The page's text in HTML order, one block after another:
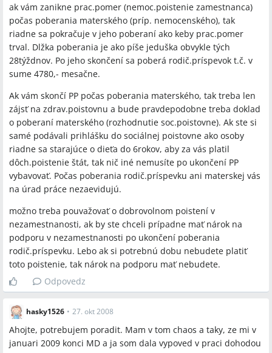
ak vám zanikne prac.pomer (nemoc.poistenie zamestnanca)
počas poberania materského (príp. nemocenského), tak
riadne sa pokračuje v jeho poberaní ako keby prac.pomer
trval. Dlžka poberania je ako píše jeduška obvykle tých
28týždnov. Po jeho skončení sa poberá rodič.príspevok t.č. v
sume 4780,- mesačne.
Ak vám skončí PP počas poberania materského, tak treba len
zájsť na zdrav.poistovnu a bude pravdepodobne treba doklad
o poberaní materského (rozhodnutie soc.poistovne). Ak ste si
samé podávali prihlášku do sociálnej poistovne ako osoby
riadne sa starajúce o dieťa do 6rokov, aby za vás platil
dôch.poistenie štát, tak nič iné nemusíte po ukončení PP
vybavovať. Počas poberania rodič.príspevku ani materskej vás
na úrad práce nezaevidujú.
možno treba pouvažovať o dobrovolnom poistení v
nezamestnanosti, ak by ste chceli prípadne mať nárok na
podporu v nezamestnanosti po ukončení poberania
rodič.príspevku. Lebo ak si potrebnú dobu nebudete platiť
toto poistenie, tak nárok na podporu mať nebudete.
Odpovedz
hasky1526 • 27. okt 2008
Ahojte, potrebujem poradit. Mam v tom chaos a taky, ze mi v
januari 2009 konci MD a ja som dala vypoved v praci dohodou